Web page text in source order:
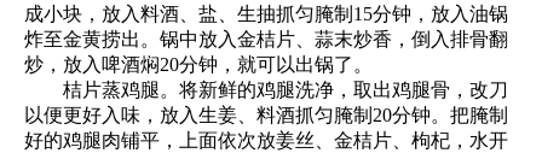
成小块，放入料酒、盐、生抽抓匀腌制15分钟，放入油锅
炸至金黄捞出。锅中放入金桔片、蒜末炒香，倒入排骨翻
炒，放入啤酒焖20分钟，就可以出锅了。
桔片蒸鸡腿。将新鲜的鸡腿洗净，取出鸡腿骨，改刀
以便更好入味，放入生姜、料酒抓匀腌制20分钟。把腌制
好的鸡腿肉铺平，上面依次放姜丝、金桔片、枸杞，水开